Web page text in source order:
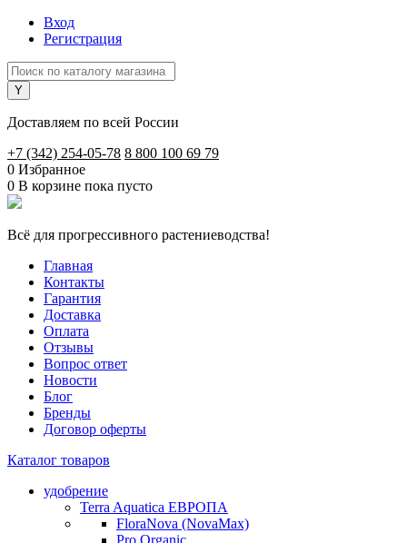
Вход
Регистрация
Доставляем по всей России
+7 (342) 254-05-78 8 800 100 69 79
0 Избранное
0 В корзине пока пусто
Всё для прогрессивного растениеводства!
Главная
Контакты
Гарантия
Доставка
Оплата
Отзывы
Вопрос ответ
Новости
Блог
Бренды
Договор оферты
Каталог товаров
удобрение
Terra Aquatica ЕВРОПА
FloraNova (NovaMax)
Pro Organic